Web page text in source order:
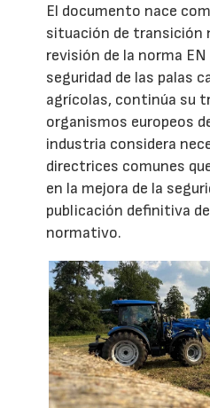
El documento nace
situación de transición
revisión de la norma
seguridad de las palas
agrícolas, continúa su
organismos europeos
industria considera
directrices comunes
en la mejora de la
publicación definitiva
normativo.